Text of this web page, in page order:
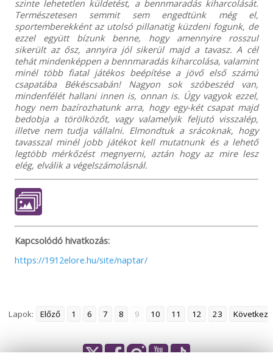
szinte lehetetlen küldetést, a bennmaradás kiharcolását.
Természetesen semmit sem engedtünk még el,
sportemberekként az utolsó pillanatig küzdeni fogunk, de
ezzel együtt bízunk benne, hogy amennyire rosszul
sikerült az ősz, annyira jól sikerül majd a tavasz. A cél
tehát mindenképpen a bennmaradás kiharcolása, valamint
minél több fiatal játékos beépítése a jövő első számú
csapatába Békéscsabán! Nagyon sok szóbeszéd van,
mindenfélét hallani innen is, onnan is. Úgy vagyok ezzel,
hogy nem bazírozhatunk arra, hogy egy-két csapat majd
bedobja a törölközőt, vagy valamelyik feljutó visszalép,
illetve nem tudja vállalni. Elmondtuk a srácoknak, hogy
tavasszal minél jobb játékot kell mutatnunk és a lehető
legtöbb mérkőzést megnyerni, aztán hogy az mire lesz
elég, elválik a végelszámolásnál.
Kapcsolódó hivatkozás:
https://1912elore.hu/site/naptar/
Lapok: Előző 1 6 7 8 9 10 11 12 23 Következő